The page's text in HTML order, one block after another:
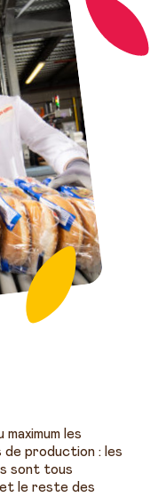
les
production : les
sont tous
et le reste des